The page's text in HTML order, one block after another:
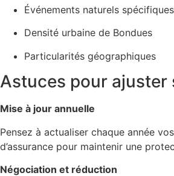
Événements naturels spécifiques
Densité urbaine de Bondues
Particularités géographiques
Astuces pour ajuster
Mise à jour annuelle
Pensez à actualiser chaque année
d’assurance pour maintenir une
Négociation et réduction